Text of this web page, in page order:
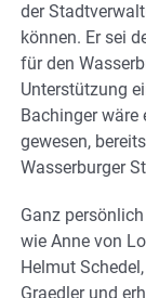
der
können. Er sei
für den
Unterstützung
Bachinger
gewesen,
Wasserburger
Ganz
wie Anne von
Helmut
Graedler und